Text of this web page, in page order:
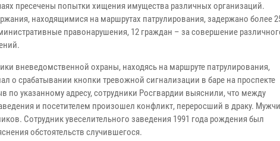
пресечены попытки хищения имущества различных организаций.
находящимися на маршрутах патрулирования, задержано более
правонарушения, 12 граждан – за совершение
вневедомственной охраны, находясь на маршруте патрулирования,
о срабатывании кнопки тревожной сигнализации в баре на проспекте
по указанному адресу, сотрудники Росгвардии выяснили, что между
и посетителем произошел конфликт, переросший в драку.
Сотрудник увеселительного заведения 1991 года рождения был
обстоятельств случившегося.